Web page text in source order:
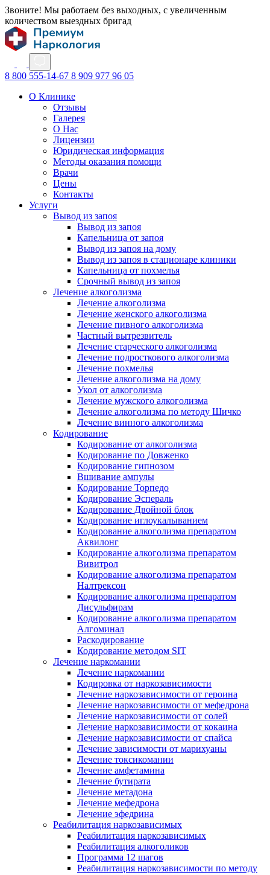
Звоните! Мы работаем без выходных, с увеличенным
количеством выездных бригад
8 800 555-14-67 8 909 977 96 05
О Клинике
Отзывы
Галерея
О Нас
Лицензии
Юридическая информация
Методы оказания помощи
Врачи
Цены
Контакты
Услуги
Вывод из запоя
Вывод из запоя
Капельница от запоя
Вывод из запоя на дому
Вывод из запоя в стационаре клиники
Капельница от похмелья
Срочный вывод из запоя
Лечение алкоголизма
Лечение алкоголизма
Лечение женского алкоголизма
Лечение пивного алкоголизма
Частный вытрезвитель
Лечение старческого алкоголизма
Лечение подросткового алкоголизма
Лечение похмелья
Лечение алкоголизма на дому
Укол от алкоголизма
Лечение мужского алкоголизма
Лечение алкоголизма по методу Шичко
Лечение винного алкоголизма
Кодирование
Кодирование от алкоголизма
Кодирование по Довженко
Кодирование гипнозом
Вшивание ампулы
Кодирование Торпедо
Кодирование Эспераль
Кодирование Двойной блок
Кодирование иглоукалыванием
Кодирование алкоголизма препаратом
Аквилонг
Кодирование алкоголизма препаратом
Вивитрол
Кодирование алкоголизма препаратом
Налтрексон
Кодирование алкоголизма препаратом
Дисульфирам
Кодирование алкоголизма препаратом
Алгоминал
Раскодирование
Кодирование методом SIT
Лечение наркомании
Лечение наркомании
Кодировка от наркозависимости
Лечение наркозависимости от героина
Лечение наркозависимости от мефедрона
Лечение наркозависимости от солей
Лечение наркозависимости от кокаина
Лечение наркозависимости от спайса
Лечение зависимости от марихуаны
Лечение токсикомании
Лечение амфетамина
Лечение бутирата
Лечение метадона
Лечение мефедрона
Лечение эфедрина
Реабилитация наркозависимых
Реабилитация наркозависимых
Реабилитация алкоголиков
Программа 12 шагов
Реабилитация наркозависимости по методу